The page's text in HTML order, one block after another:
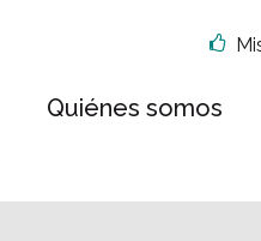
Quiénes somos